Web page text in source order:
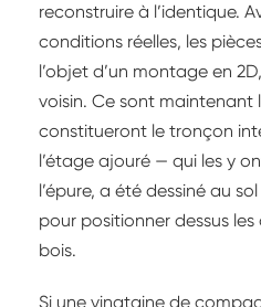
reconstruire à l’identique.
conditions réelles, les
l’objet d’un montage en
voisin. Ce sont maintenant
constitueront le tronçon
l’étage ajouré — qui les y
l’épure, a été dessiné au
pour positionner dessus
bois.
Si une vingtaine de